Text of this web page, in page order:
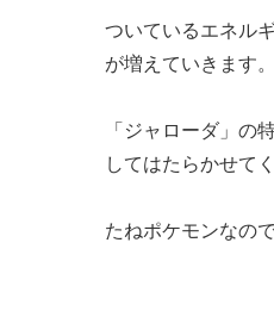
ついているエネル
が増えていきます。
「ジャローダ」の
してはたらかせて
たねポケモンなの